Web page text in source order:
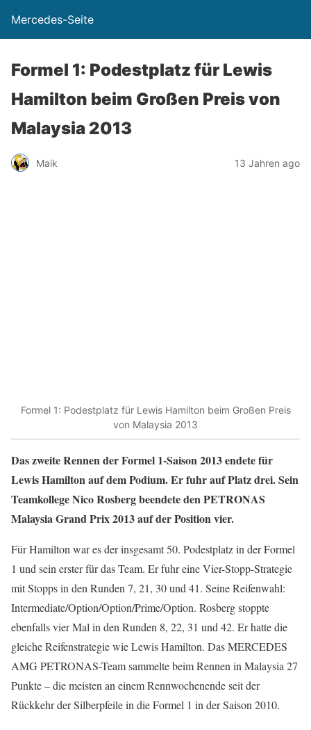
Mercedes-Seite
Formel 1: Podestplatz für Lewis
Hamilton beim Großen Preis von
Malaysia 2013
Maik 13 Jahren ago
Formel 1: Podestplatz für Lewis Hamilton beim Großen Preis
von Malaysia 2013
Das zweite Rennen der Formel 1-Saison 2013 endete für
Lewis Hamilton auf dem Podium. Er fuhr auf Platz drei. Sein
Teamkollege Nico Rosberg beendete den PETRONAS
Malaysia Grand Prix 2013 auf der Position vier.
Für Hamilton war es der insgesamt 50. Podestplatz in der Formel
1 und sein erster für das Team. Er fuhr eine Vier-Stopp-Strategie
mit Stopps in den Runden 7, 21, 30 und 41. Seine Reifenwahl:
Intermediate/Option/Option/Prime/Option. Rosberg stoppte
ebenfalls vier Mal in den Runden 8, 22, 31 und 42. Er hatte die
gleiche Reifenstrategie wie Lewis Hamilton. Das MERCEDES
AMG PETRONAS-Team sammelte beim Rennen in Malaysia 27
Punkte – die meisten an einem Rennwochenende seit der
Rückkehr der Silberpfeile in die Formel 1 in der Saison 2010.